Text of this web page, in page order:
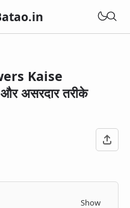
Kaise
असरदार तरीके
Show